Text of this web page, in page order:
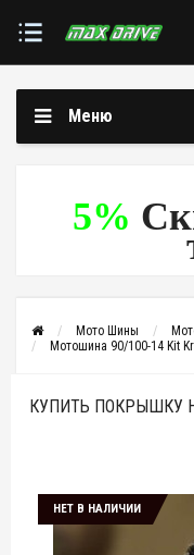
Меню
5%
Мото Шины
Мотошина 90/100-14 Kit
КУПИТЬ ПОКРЫШКУ
НЕТ В НАЛИЧИИ